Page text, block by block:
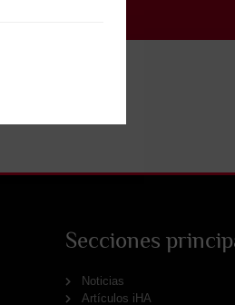
Secciones
Noticias
Artículos iHA